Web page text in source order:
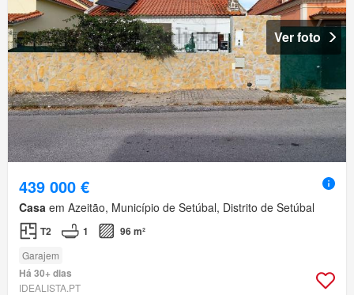
Ver foto
439 000 €
Casa em Azeitão, Município de Setúbal, Distrito de Setúbal
T2 1 96 m²
Garajem
Há 30+ dias
IDEALISTA.PT